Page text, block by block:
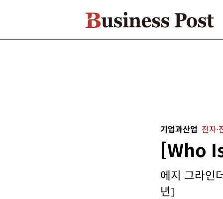
기업과산업 전자·
[Who
에지 그라인
년]